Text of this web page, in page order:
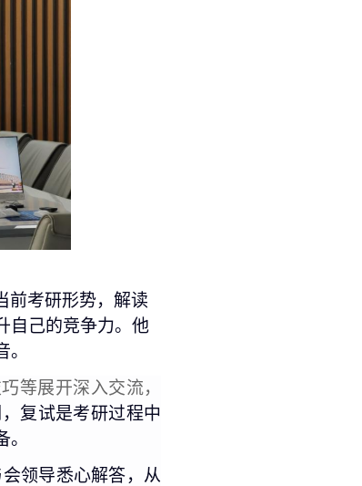
前考研形势，解读
自己的竞争力。他
等展开深入交流，
复试是考研过程中
领导悉心解答，从